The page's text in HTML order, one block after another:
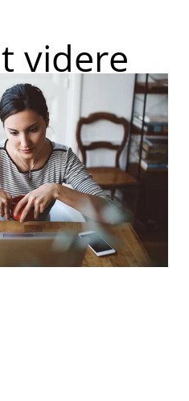
videre